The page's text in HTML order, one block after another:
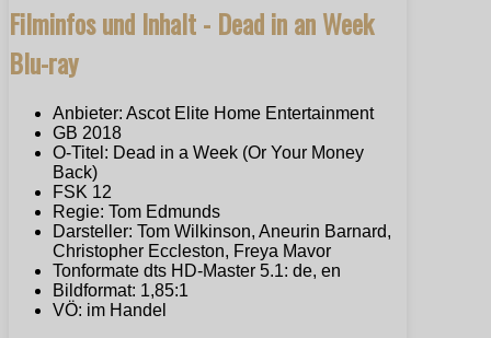
Filminfos und Inhalt - Dead in an Week
Blu-ray
Anbieter: Ascot Elite Home Entertainment
GB 2018
O-Titel: Dead in a Week (Or Your Money
Back)
FSK 12
Regie: Tom Edmunds
Darsteller: Tom Wilkinson, Aneurin Barnard,
Christopher Eccleston, Freya Mavor
Tonformate dts HD-Master 5.1: de, en
Bildformat: 1,85:1
VÖ: im Handel